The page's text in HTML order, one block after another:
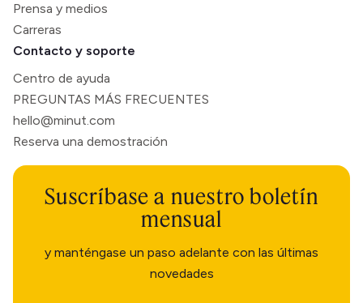
Prensa y medios
Carreras
Contacto y soporte
Centro de ayuda
PREGUNTAS MÁS FRECUENTES
hello@minut.com
Reserva una demostración
Suscríbase a nuestro boletín
mensual
y manténgase un paso adelante con las últimas
novedades